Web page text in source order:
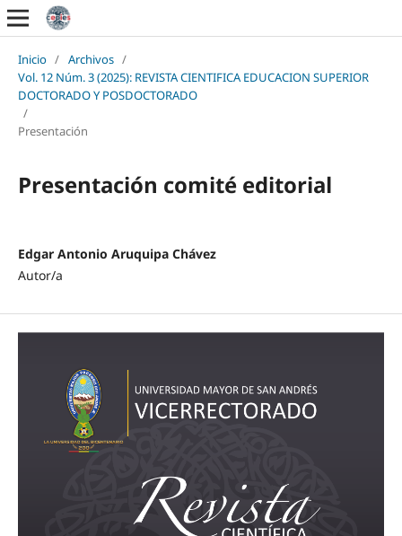
Inicio / Archivos /
Vol. 12 Núm. 3 (2025): REVISTA CIENTIFICA EDUCACION SUPERIOR
DOCTORADO Y POSDOCTORADO
/
Presentación
Presentación comité editorial
Edgar Antonio Aruquipa Chávez
Autor/a